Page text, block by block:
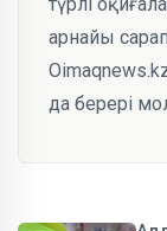
арнайы
да берері